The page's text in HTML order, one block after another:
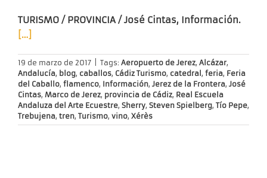
TURISMO / PROVINCIA / José Cintas, Información.
[…]
19 de marzo de 2017 Tags: Aeropuerto de Jerez, Alcázar,
Andalucía, blog, caballos, Cádiz Turismo, catedral, feria, Feria
del Caballo, flamenco, Información, Jerez de la Frontera, José
Cintas, Marco de Jerez, provincia de Cádiz, Real Escuela
Andaluza del Arte Ecuestre, Sherry, Steven Spielberg, Tío Pepe,
Trebujena, tren, Turismo, vino, Xérès